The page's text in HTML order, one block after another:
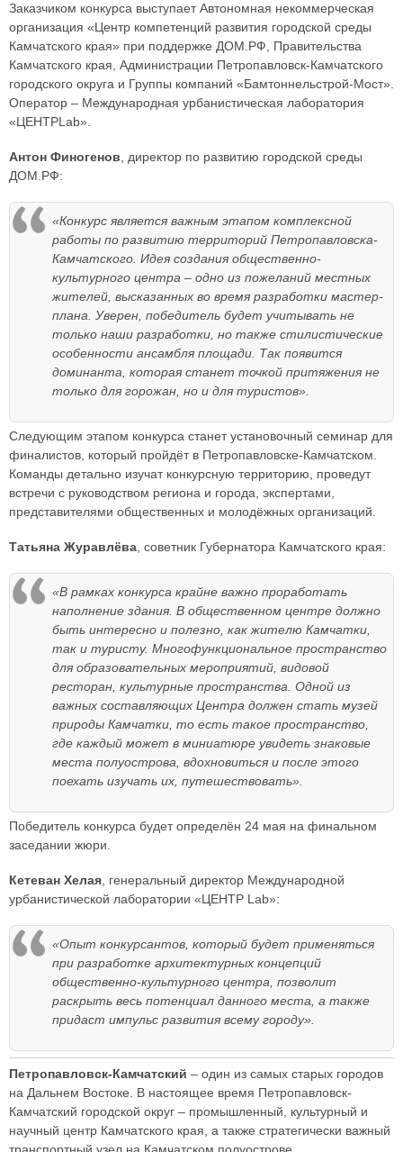
Заказчиком конкурса выступает Автономная некоммерческая
организация «Центр компетенций развития городской среды
Камчатского края» при поддержке ДОМ.РФ, Правительства
Камчатского края, Администрации Петропавловск-Камчатского
городского округа и Группы компаний «Бамтоннельстрой-Мост».
Оператор – Международная урбанистическая лаборатория
«ЦЕНТРLab».
Антон Финогенов, директор по развитию городской среды
ДОМ.РФ:
«Конкурс является важным этапом комплексной
работы по развитию территорий Петропавловска-
Камчатского. Идея создания общественно-
культурного центра – одно из пожеланий местных
жителей, высказанных во время разработки мастер-
плана. Уверен, победитель будет учитывать не
только наши разработки, но также стилистические
особенности ансамбля площади. Так появится
доминанта, которая станет точкой притяжения не
только для горожан, но и для туристов».
Следующим этапом конкурса станет установочный семинар для
финалистов, который пройдёт в Петропавловске-Камчатском.
Команды детально изучат конкурсную территорию, проведут
встречи с руководством региона и города, экспертами,
представителями общественных и молодёжных организаций.
Татьяна Журавлёва, советник Губернатора Камчатского края:
«В рамках конкурса крайне важно проработать
наполнение здания. В общественном центре должно
быть интересно и полезно, как жителю Камчатки,
так и туристу. Многофункциональное пространство
для образовательных мероприятий, видовой
ресторан, культурные пространства. Одной из
важных составляющих Центра должен стать музей
природы Камчатки, то есть такое пространство,
где каждый может в миниатюре увидеть знаковые
места полуострова, вдохновиться и после этого
поехать изучать их, путешествовать».
Победитель конкурса будет определён 24 мая на финальном
заседании жюри.
Кетеван Хелая, генеральный директор Международной
урбанистической лаборатории «ЦЕНТР Lab»:
«Опыт конкурсантов, который будет применяться
при разработке архитектурных концепций
общественно-культурного центра, позволит
раскрыть весь потенциал данного места, а также
придаст импульс развития всему городу».
Петропавловск-Камчатский – один из самых старых городов
на Дальнем Востоке. В настоящее время Петропавловск-
Камчатский городской округ – промышленный, культурный и
научный центр Камчатского края, а также стратегически важный